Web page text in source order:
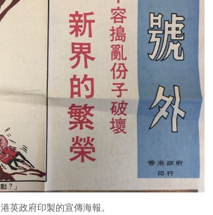
港英政府印製的宣傳海報。